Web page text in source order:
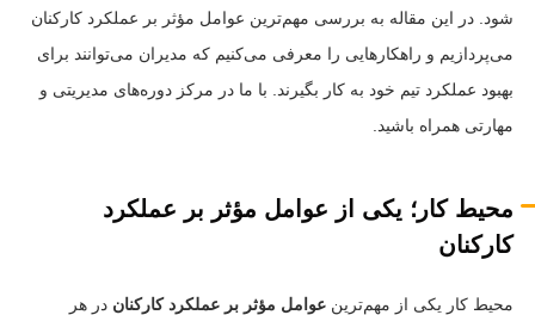
شود. در این مقاله به بررسی مهم‌ترین عوامل مؤثر بر عملکرد کارکنان
می‌پردازیم و راهکارهایی را معرفی می‌کنیم که مدیران می‌توانند برای
بهبود عملکرد تیم خود به کار بگیرند. با ما در مرکز دوره‌های مدیریتی و
مهارتی همراه باشید.
محیط کار؛ یکی از عوامل مؤثر بر عملکرد
کارکنان
محیط کار یکی از مهم‌ترین عوامل مؤثر بر عملکرد کارکنان در هر